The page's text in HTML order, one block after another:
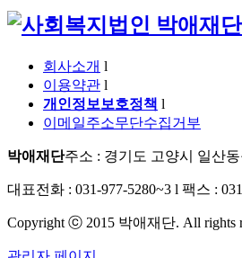
회사소개 l
이용약관 l
개인정보보호정책 l
이메일주소무단수집거부
박애재단주소 : 경기도 고양시 일산동
대표전화 : 031-977-5280~3 l 팩스 :
Copyright ⓒ 2015 박애재단. All rights